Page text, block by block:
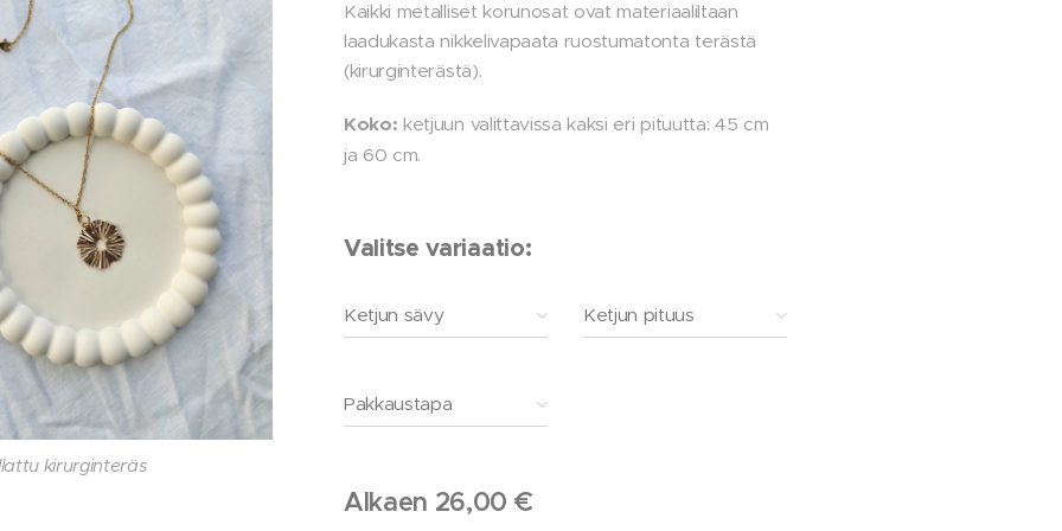
kirurginteräs
kirurginteräs
Kirurginteräs
Kirurginteräskuvitus, koruissa eri
Kaikki metalliset korunosat ovat materiaaliltaan
laadukasta nikkelivapaata ruostumatonta terästä
(kirurginterästä).
Koko: ketjuun valittavissa kaksi eri pituutta: 45 cm
ja 60 cm.
Valitse variaatio:
Ketjun sävy Ketjun pituus
Pakkaustapa
Alkaen 26,00 €